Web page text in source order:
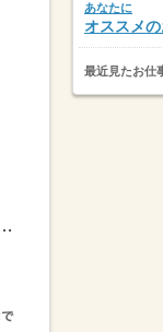
1日4h～勤務OK→週16時間以上の勤務をお願い...
あなたに
オススメ
最近見たお仕